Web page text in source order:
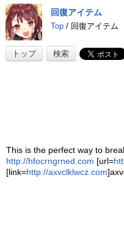
回復アイテム
Top/ 回復アイテム
トップ 検索
This is the perfect way to
http://hfocrngrned.com [url=
[link=http://axvclklwcz.com